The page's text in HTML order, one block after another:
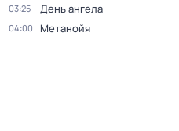
03:25 День ангела
04:00 Метанойя